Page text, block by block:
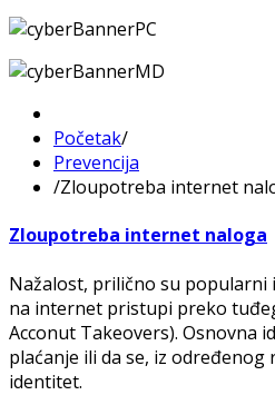
Početak/
Prevencija
/Zloupotreba internet
Zloupotreba internet naloga
Nažalost, prilično su popularni
na internet pristupi preko
Acconut Takeovers). Osnovna
plaćanje ili da se, iz određenog
identitet.